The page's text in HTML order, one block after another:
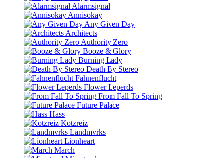
Alarmsignal
Annisokay
Any Given Day
Architects
Authority Zero
Booze & Glory
Burning Lady
Death By Stereo
Fahnenflucht
Flower Leperds
From Fall To Spring
Future Palace
Hass
Kotzreiz
Landmvrks
Lionheart
March